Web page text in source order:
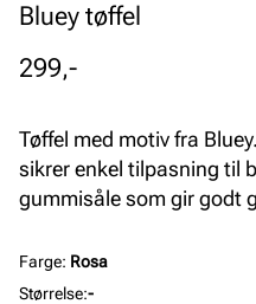
Bluey tøffel
Pris
299,-
Tøffel med motiv fra
sikrer enkel tilpasning til
gummisåle som gir godt
Farge: Rosa
Størrelse:-